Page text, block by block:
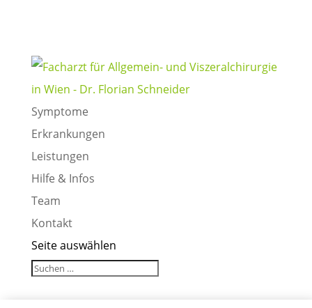
Symptome
Erkrankungen
Leistungen
Hilfe & Infos
Team
Kontakt
Seite auswählen